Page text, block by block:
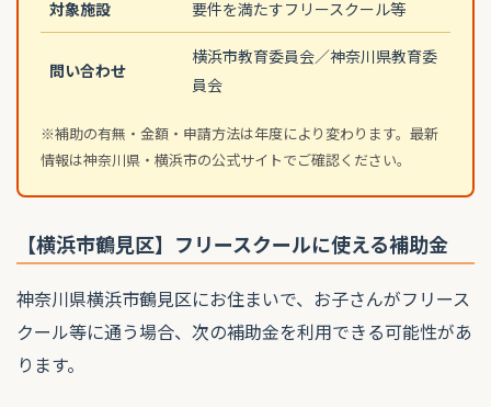
対象施設 要件を満たすフリースクール等
問い合わせ
横浜市教育委員会／神奈川県教育委
員会
※補助の有無・金額・申請方法は年度により変わります。最新
情報は神奈川県・横浜市の公式サイトでご確認ください。
【横浜市鶴見区】フリースクールに使える補助金
神奈川県横浜市鶴見区にお住まいで、お子さんがフリース
クール等に通う場合、次の補助金を利用できる可能性があ
ります。